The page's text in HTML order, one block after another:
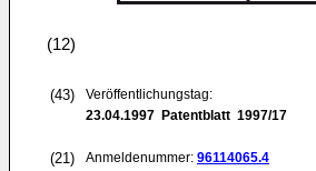
(12)
(43)
Veröffentlichungstag:
23.04.1997 Patentblatt 1997/17
(21) Anmeldenummer: 96114065.4